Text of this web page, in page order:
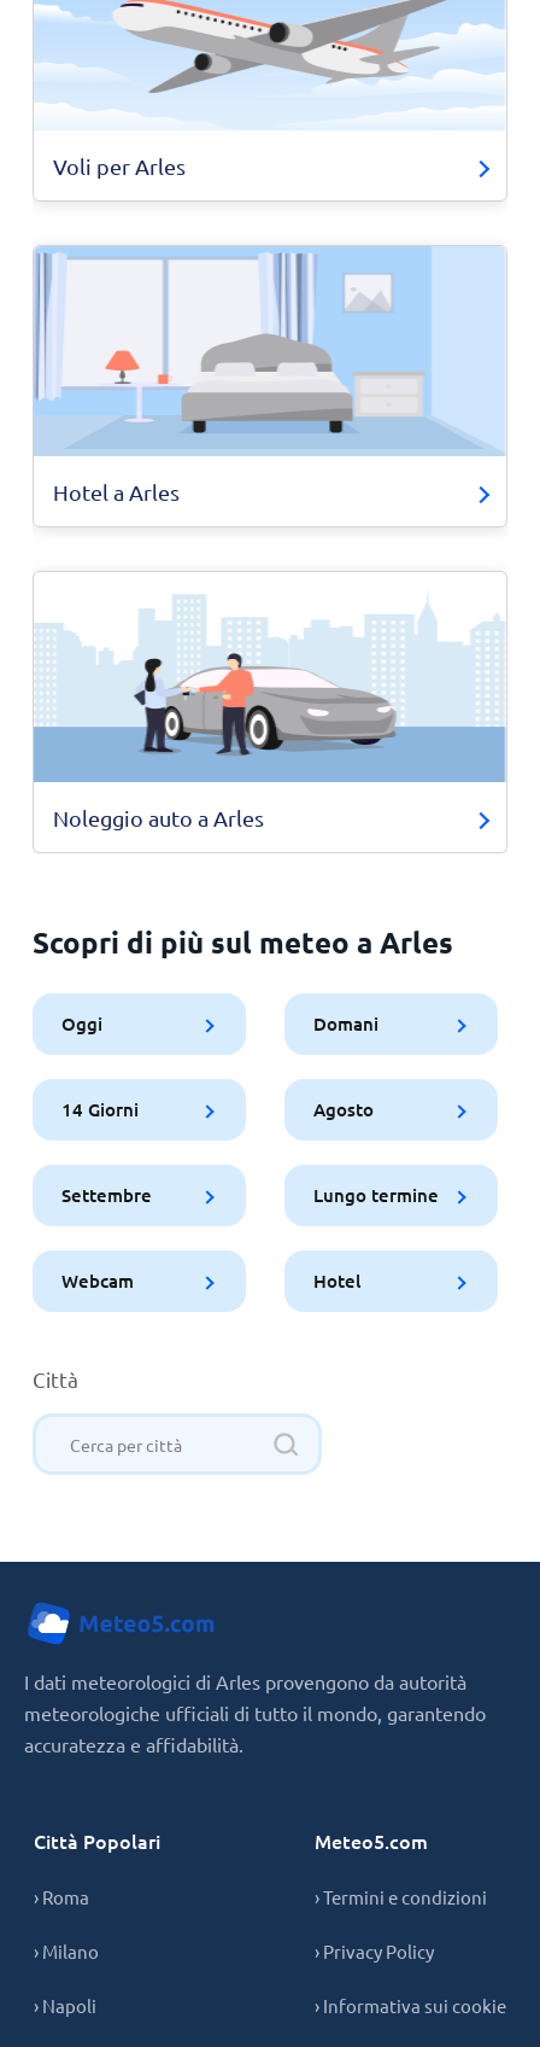
Voli per Arles
Hotel a Arles
Noleggio auto a Arles
Scopri di più sul meteo a Arles
Oggi Domani
14 Giorni Agosto
Settembre Lungo termine
Webcam Hotel
Città
I dati meteorologici di Arles provengono da autorità
meteorologiche ufficiali di tutto il mondo, garantendo
accuratezza e affidabilità.
Città Popolari
› Roma
› Milano
› Napoli
Meteo5.com
› Termini e condizioni
› Privacy Policy
› Informativa sui cookie